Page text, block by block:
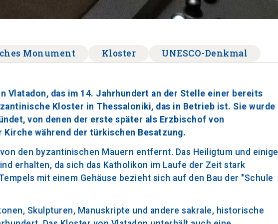
Monument Kloster UNESCO-Denkmal
Vlatadon, das im 14. Jahrhundert an der Stelle einer bereits
Kloster in Thessaloniki, das in Betrieb ist. Sie wurde
von denen der erste später als Erzbischof von
während der türkischen Besatzung.
den byzantinischen Mauern entfernt. Das Heiligtum und einige
erhalten, da sich das Katholikon im Laufe der Zeit stark
mit einem Gehäuse bezieht sich auf den Bau der "Schule
Skulpturen, Manuskripte und andere sakrale, historische